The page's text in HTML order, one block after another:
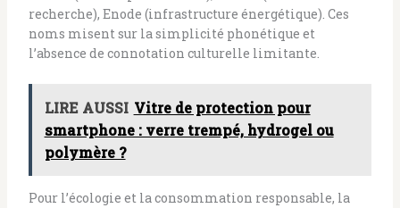
recherche), Enode (infrastructure énergétique). Ces
noms misent sur la simplicité phonétique et
l’absence de connotation culturelle limitante.
LIRE AUSSI Vitre de protection pour
smartphone : verre trempé, hydrogel ou
polymère ?
Pour l’écologie et la consommation responsable, la